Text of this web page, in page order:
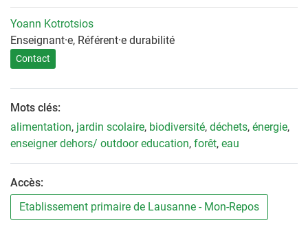
Yoann Kotrotsios
Enseignant·e, Référent·e durabilité
Contact
Mots clés:
alimentation, jardin scolaire, biodiversité, déchets, énergie,
enseigner dehors/ outdoor education, forêt, eau
Accès:
Etablissement primaire de Lausanne - Mon-Repos